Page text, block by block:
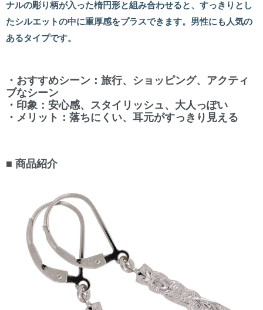
ナルの彫り柄が入った楕円形と組み合わせると、すっきりとし
たシルエットの中に重厚感をプラスできます。男性にも人気の
あるタイプです。
・おすすめシーン：旅行、ショッピング、アクティ
ブなシーン
・印象：安心感、スタイリッシュ、大人っぽい
・メリット：落ちにくい、耳元がすっきり見える
■ 商品紹介